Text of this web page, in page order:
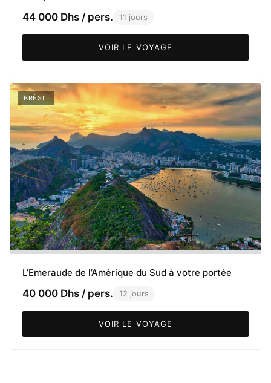
44 000 Dhs / pers. 11 jours
VOIR LE VOYAGE
BRÉSIL
L’Emeraude de l’Amérique du Sud à votre portée
40 000 Dhs / pers. 12 jours
VOIR LE VOYAGE